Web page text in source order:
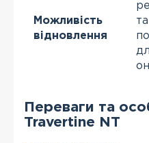
Можливість
відновлення
та
Переваги та
Travertine NT